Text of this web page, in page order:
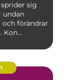
sig
undan
förändrar
Kon...